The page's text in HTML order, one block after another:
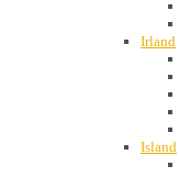
Irland
Island